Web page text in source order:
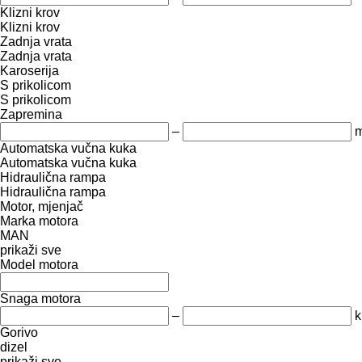
Klizni krov
Klizni krov
Zadnja vrata
Zadnja vrata
Karoserija
S prikolicom
S prikolicom
Zapremina
–
Automatska vučna kuka
Automatska vučna kuka
Hidraulična rampa
Hidraulična rampa
Motor, mjenjač
Marka motora
MAN
prikaži sve
Model motora
Snaga motora
–
Gorivo
dizel